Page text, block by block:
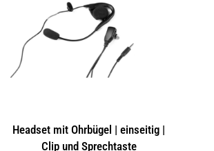
Headset mit Ohrbügel | einseitig |
Clip und Sprechtaste